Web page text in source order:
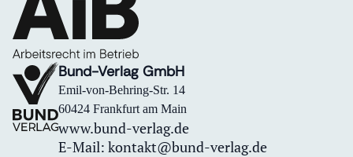
Bund-Verlag GmbH
Emil-von-Behring-Str. 14
60424 Frankfurt am Main
www.bund-verlag.de
E-Mail: kontakt@bund-verlag.de